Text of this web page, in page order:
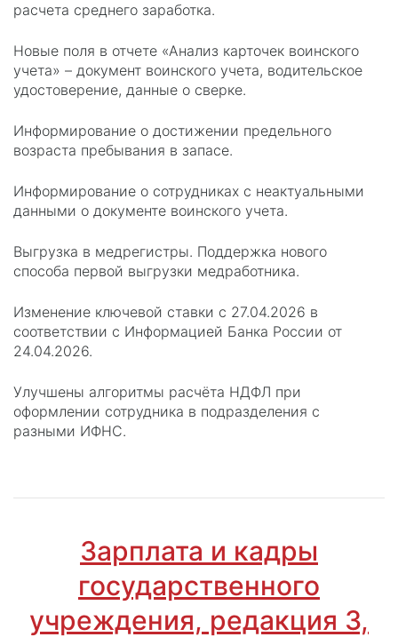
расчета среднего заработка.
Новые поля в отчете «Анализ карточек воинского
учета» – документ воинского учета, водительское
удостоверение, данные о сверке.
Информирование о достижении предельного
возраста пребывания в запасе.
Информирование о сотрудниках с неактуальными
данными о документе воинского учета.
Выгрузка в медрегистры. Поддержка нового
способа первой выгрузки медработника.
Изменение ключевой ставки с 27.04.2026 в
соответствии с Информацией Банка России от
24.04.2026.
Улучшены алгоритмы расчёта НДФЛ при
оформлении сотрудника в подразделения с
разными ИФНС.
Зарплата и кадры
государственного
учреждения, редакция 3,